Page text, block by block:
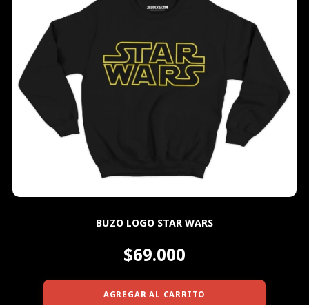
BUZO LOGO STAR WARS
$69.000
AGREGAR AL CARRITO